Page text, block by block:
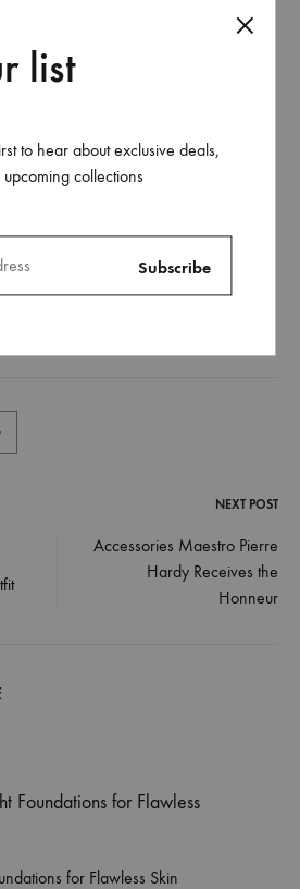
consectetur adipisicing elit,
incididunt ut labore et dolore
minim veniam, quis nostrud
nisi ut aliquip ex ea commodo
dolor in reprehenderit in
dolore eu fugiat nulla pariatur.
NEXT POST
Accessories Maestro Pierre
Hardy Receives the
Honneur
for Flawless Skin
list
to hear about exclusive deals,
collections